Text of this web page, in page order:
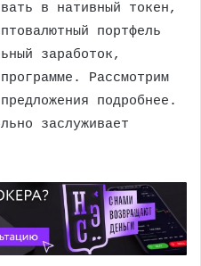
в нативный токен,
портфель
заработок,
Рассмотрим
подробнее.
заслуживает